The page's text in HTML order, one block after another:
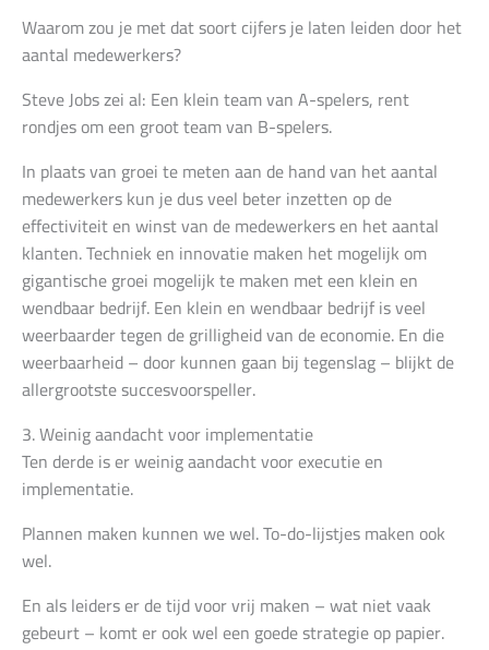
Waarom zou je met dat soort cijfers je laten leiden door het
aantal medewerkers?
Steve Jobs zei al: Een klein team van A-spelers, rent
rondjes om een groot team van B-spelers.
In plaats van groei te meten aan de hand van het aantal
medewerkers kun je dus veel beter inzetten op de
effectiviteit en winst van de medewerkers en het aantal
klanten. Techniek en innovatie maken het mogelijk om
gigantische groei mogelijk te maken met een klein en
wendbaar bedrijf. Een klein en wendbaar bedrijf is veel
weerbaarder tegen de grilligheid van de economie. En die
weerbaarheid – door kunnen gaan bij tegenslag – blijkt de
allergrootste succesvoorspeller.
3. Weinig aandacht voor implementatie
Ten derde is er weinig aandacht voor executie en
implementatie.
Plannen maken kunnen we wel. To-do-lijstjes maken ook
wel.
En als leiders er de tijd voor vrij maken – wat niet vaak
gebeurt – komt er ook wel een goede strategie op papier.